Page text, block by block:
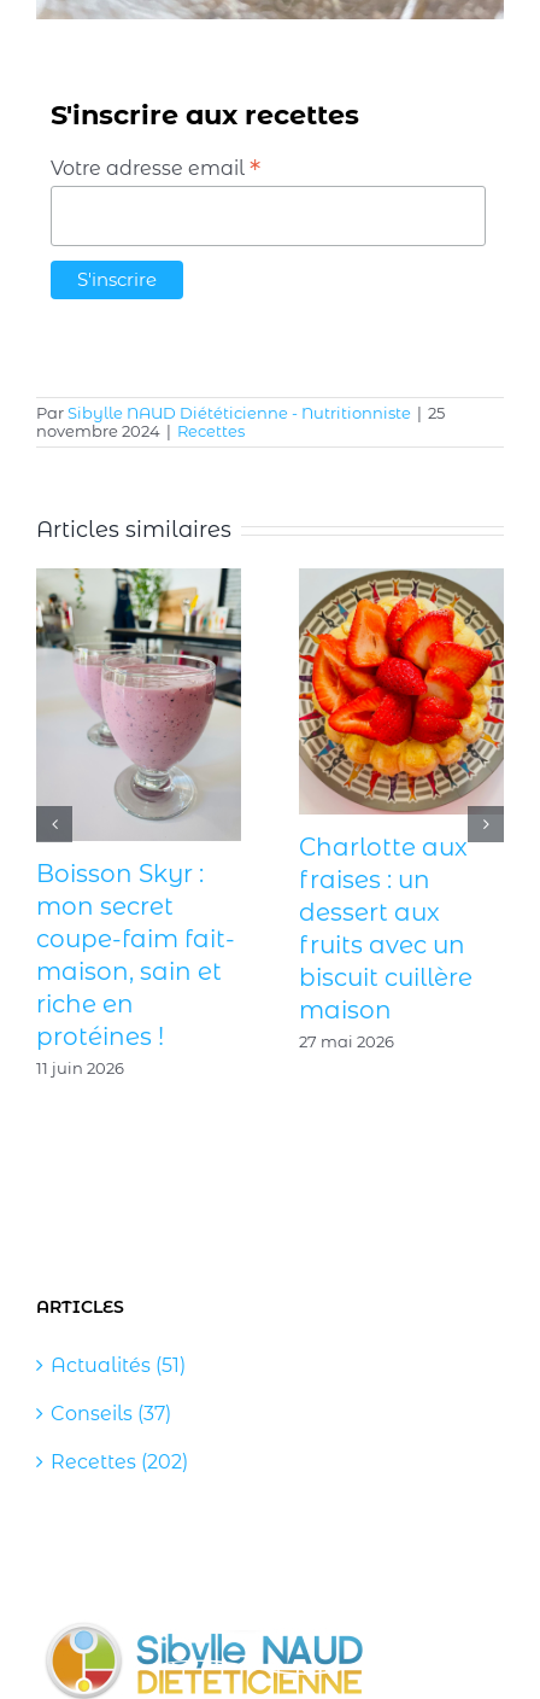
S'inscrire aux recettes
Votre adresse email *
ParSibylle NAUD Diététicienne - Nutritionniste | 25
novembre 2024 | Recettes
Articles similaires
Tzatziki maison
à la menthe
fraîche : le dip
idéal pour
l’apéritif
poisson
croustillants : la
recette qui
réconcilie les
enfants avec le
poisson !
Actualités (51)
Conseils (37)
Recettes (202)